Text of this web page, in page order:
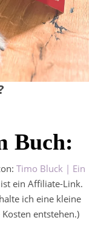
Buch:
Timo Bluck | Ein
ein Affiliate-Link.
ich eine kleine
entstehen.)